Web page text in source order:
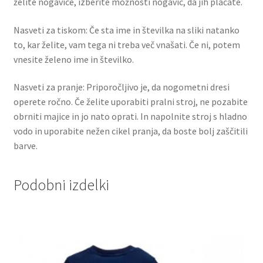
Nasveti za tiskom: Če sta ime in številka na sliki natanko
to, kar želite, vam tega ni treba več vnašati. Če ni, potem
vnesite želeno ime in številko.
Nasveti za pranje: Priporočljivo je, da nogometni dresi
operete ročno. Če želite uporabiti pralni stroj, ne pozabite
obrniti majice in jo nato oprati. In napolnite stroj s hladno
vodo in uporabite nežen cikel pranja, da boste bolj zaščitili
barve.
Podobni izdelki